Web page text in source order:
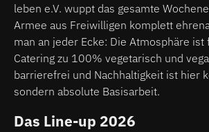
leben e.V. wuppt das gesamte
Armee aus Freiwilligen komplett
man an jeder Ecke: Die Atmosphäre ist
Catering zu 100% vegetarisch und
barrierefrei und Nachhaltigkeit ist hier
sondern absolute Basisarbeit.
Das Line-up 2026